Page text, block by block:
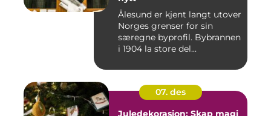
Ålesund er kjent langt utover
Norges grenser for sin
særegne byprofil. Bybrannen
i 1904 la store del...
07. des
Juledekorasjon: Skap magi